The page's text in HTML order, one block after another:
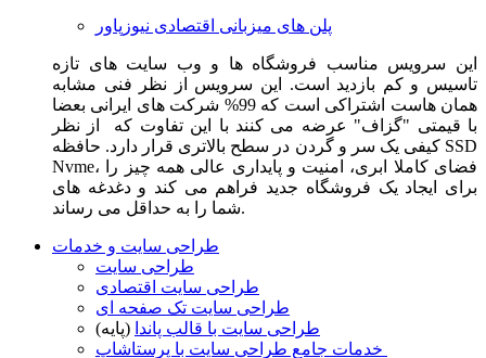
پلن های میزبانی اقتصادی نیوزپاور
این سرویس مناسب فروشگاه ها و وب سایت های تازه
تاسیس و کم بازدید است. این سرویس از نظر فنی مشابه
همان هاست اشتراکی است که 99% شرکت های ایرانی بعضا
با قیمتی "گزاف" عرضه می کنند با این تفاوت که از نظر
کیفی یک سر و گردن در سطح بالاتری قرار دارد. حافظه SSD
Nvme، فضای کاملا ابری، امنیت و پایداری عالی همه چیز را
برای ایجاد یک فروشگاه جدید فراهم می کند و دغدغه های
شما را به حداقل می رساند.
طراحی سایت و خدمات
طراحی سایت
طراحی سایت اقتصادی
طراحی سایت تک صفحه ای
طراحی سایت با قالب پاندا (پایه)